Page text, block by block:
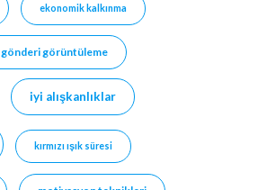
ekonomik kalkınma
gönderi görüntüleme
iyi alışkanlıklar
kırmızı ışık süresi